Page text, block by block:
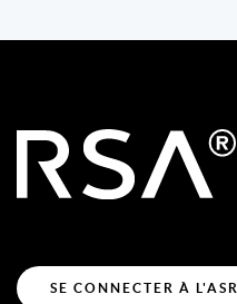
SE CONNECTER À L'ASR